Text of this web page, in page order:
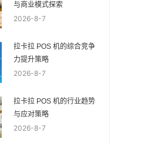
与商业模式探索
2026-8-7
拉卡拉 POS 机的综合竞争
力提升策略
2026-8-7
拉卡拉 POS 机的行业趋势
与应对策略
2026-8-7